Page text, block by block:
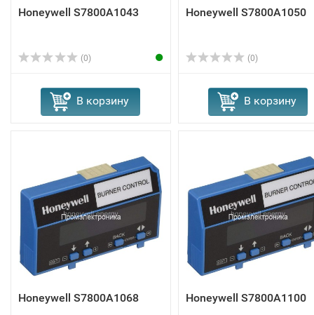
Honeywell S7800A1043
(0)
В корзину
Honeywell S7800A1050
(0)
В корзину
Honeywell S7800A1068 Honeywell S7800A1100